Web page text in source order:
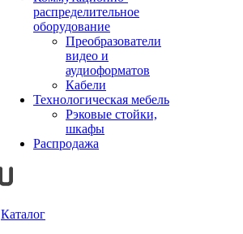
распределительное
оборудование
Преобразователи
видео и
аудиоформатов
Кабели
Технологическая мебель
Рэковые стойки,
шкафы
Распродажа
Каталог